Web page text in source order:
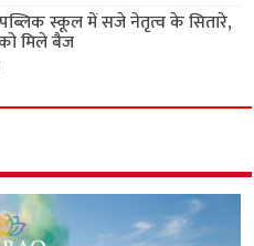
पब्लिक स्कूल में सजे नेतृत्व के सितारे,
को मिले बैज